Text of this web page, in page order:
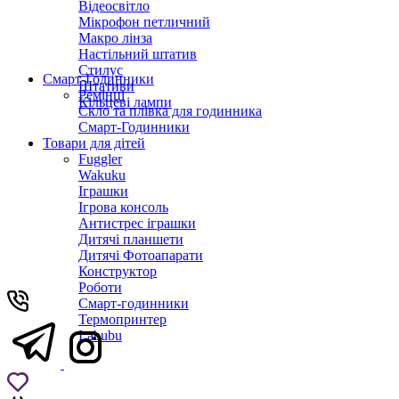
Відеосвітло
Мікрофон петличний
Макро лінза
Настільний штатив
Стилус
Штативи
Кільцеві лампи
Смарт-Годинники
Ремінці
Скло та плівка для годинника
Смарт-Годинники
Товари для дітей
Fuggler
Wakuku
Іграшки
Ігрова консоль
Антистрес іграшки
Дитячi планшети
Дитячі Фотоапарати
Конструктор
Роботи
Смарт-годинники
Термопринтер
Labubu